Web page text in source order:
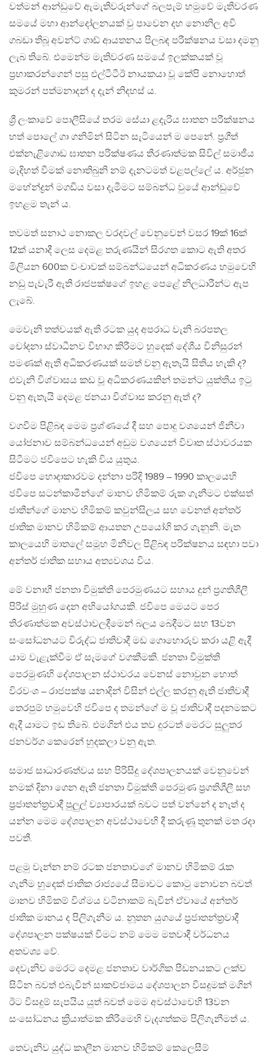
වත්මන් ආන්ඩුවේ ඇමැතිවරුන්ගේ බලපැම් හමුවේ මැතිවරණ
සමයේ මහා ආන්දෝලනයක් වු පාවෙන දහ නොනිල අවි
ගබඩා තිබූ අවන්ට් ගාඩ් ආයතනය පිලබඳ පරීක්ෂනය වසා දමනු
ලැබ තිබේ. එමෙන්ම මැතිවරණ සමයේ ඉලක්කයක් වූ
ප්‍රභාකරන්ගෙන් පසු එල්ටීටීඊ නායකයා වූ කේපි නොහොත්
කුමරන් පත්මනාදන් ද දැන් නිදහස් ය.
ශ්‍රී ලංකාවේ පොලීසියේ තරම සේයා ළදැරිය ඝාතන පරීක්ෂනය
හත් පොලේ ගා ගනිමින් සිටින සැටියෙන් ම පෙනේ. ප්‍රගීත්
එක්නැළිගොඩ ඝාතන පරික්ෂණය තීරණාත්මක සිවිල් සමාජීය
මැදිහත් වීමක් නොතිබුනි නම් දැනටමත් වළපල්ලේ ය. අර්ජුන
මහේන්ද්‍රන් මගඩිය වසා දැමීමට සම්බන්ධ වුයේ ආන්ඩුවේ
ඉහළම තැන් ය.
තවමත් සනාථ නොකල වරදවල් වෙනුවෙන් වසර 19ක් 16ක්
12ක් යනාදී ලෙස දෙමළ තරුණයින් සිරගත කොට ඇති අතර
මිලියන 600ක වංචාවක් සම්බන්ධයෙන් අධිකරණය හමුවෙහි
නඩු පැවැරී ඇති රාජපක්ෂගේ ඉහළ පෙළේ නිලධාරීන්ට ඇප
ලැබේ.
මෙවැනි තත්වයක් ඇති රටක යුද අපරාධ වැනි බරපතල
චෝදනා ස්වාධීනව විභාග කිරීමට හුදෙක් දේශීය විනිසුරන්
පමණක් ඇති අධිකරණයක් සමත් වනු ඇතැයි සිතිය හැකි ද?
එවැනි විශ්වාසය කඩ වූ අධිකරණයකින් තමන්ට යුක්තිය ඉටු
වනු ඇතැයි දෙමළ ජනයා විශ්වාස කරනු ඇත් ද?
වගවීම පිළිබඳ මෙම ප්‍රශ්ණයේ දී සහ පොදු වශයෙන් ජිනීවා
යෝජනාව සම්බන්ධයෙන් අඩුම වශයෙන් විවෘත ස්ථාවරයක
සිටීමට ජවිපෙට හැකි විය යුතුය.
ජවිපෙ හොදාකාරවම දන්නා පරිදි 1989 – 1990 කාලයෙහි
ජවිපෙ සටන්කාමීන්ගේ මානව හිමිකම් රුක ගැනීමට එක්සත්
ජාතීන්ගේ මානව හිමිකම් කවුන්සිලය සහ වෙනත් අන්තර්
ජාතික මානව හිමිකම් ආයතන උපයෝගි කර ගැනුනි. මැත
කාලයෙහි මාතලේ සමූහ මිනීවල පිළිබඳ පරික්ෂනය සඳහා පවා
අන්තර් ජාතික සහාය අත්‍යවශය විය.
මේ වනාහී ජනතා විමුක්ති පෙරමුණයට සහාය දුන් ප්‍රගතිශීලී
පිරිස් මුහුණ දෙන අභියෝගයකි. ජවිපෙ මෙයට පෙර
තිරණාත්මක අවස්ථාවලදීමෙන් බලය බෙදීමට සහ 13වන
සංසෝධනයට විරුද්ධ ජාතිවාදී මඩ ගොහොරුව කරා යළි ඇදී
යාම වැළැක්වීම ඒ සැමගේ වගකීමකි. ජනතා විමුක්ති
පෙරමුණහි දේශපාලන ස්ථාවරය වෙනස් නොවුන හොත්
විරවංශ – රාජපක්ෂ යනාදින් විසින් එල්ල කරනු ඇති ජාතිවාදී
තෙරපුම් හමුවෙහි ජවිපෙ ද තමන්ගේ ම වූ ජාතිවාදී පදනමකට
ඇදී යාමට ඉඩ තිබේ. එමගින් එය තව දුරටත් මෙරට සුලුතර
ජනවර්ග කෙරෙන් හුදකලා වනු ඇත.
සමාජ සාධාරණත්වය සහ පිරිසිදු දේශපාලනයක් වෙනුවෙන්
නමක් දිනා ගෙන ඇති ජනතා විමුක්ති පෙරමුණ ප්‍රගතිශීලී සහ
ප්‍රජාතන්ත්‍රවාදී පුලුල් ව්‍යාපාරයක් බවට පත් වන්නේ ද නැත් ද
යන්න මෙම දේශපාලන අවස්ථාවෙහි දී කරුණූ තුනක් මත රදා
පවතී.
පළමු වැන්න නම් රටක ජනතාවගේ මානව හිමිකම් රැක
ගැනීම හුදෙක් ජාතික රාජ්‍යයේ සීමාවට කොටු නොවන බවත්
මානව හිමිකම් විශ්මය වටිනාකම් බැවින් ඒවායේ අන්තර්
ජාතික මානය ද පිලිගැනීම ය. නූතන යුගයේ ප්‍රජාතන්ත්‍රවාදී
දේශපාලන පක්ෂයක් විමට නම් මෙම මතවාදී වර්ධනය
අතවශ්‍ය වේ.
දෙවැනිව මෙරට දෙමළ ජනතාව වාර්ගික පීඩනයකට ලක්ව
සිටින බවත් එබැවින් සාකච්ජාමය දේශපාලන විසදුමක් මගින්
ඊට විසදුම් සැපයිය යුත් බවත් මෙම අවස්ථාවෙහි 13වන
සංසෝධනය ක්‍රියාත්මක කිරීමෙහි වැදගත්කම පිලිගැනීමත් ය‍.
තෙවැනිව යුද්ධ කාලීන මානව හිමිකම් කෙලෙසීම්